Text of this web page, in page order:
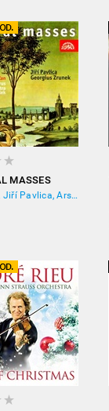
MASSES
Hradišťan, Jiří Pavlica, Ars Brunensis Chorus, Roman Válek, Brno chamber orchestra